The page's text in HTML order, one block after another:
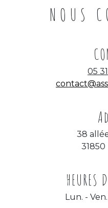
NOUS
05
38
HEURES
Lun. -